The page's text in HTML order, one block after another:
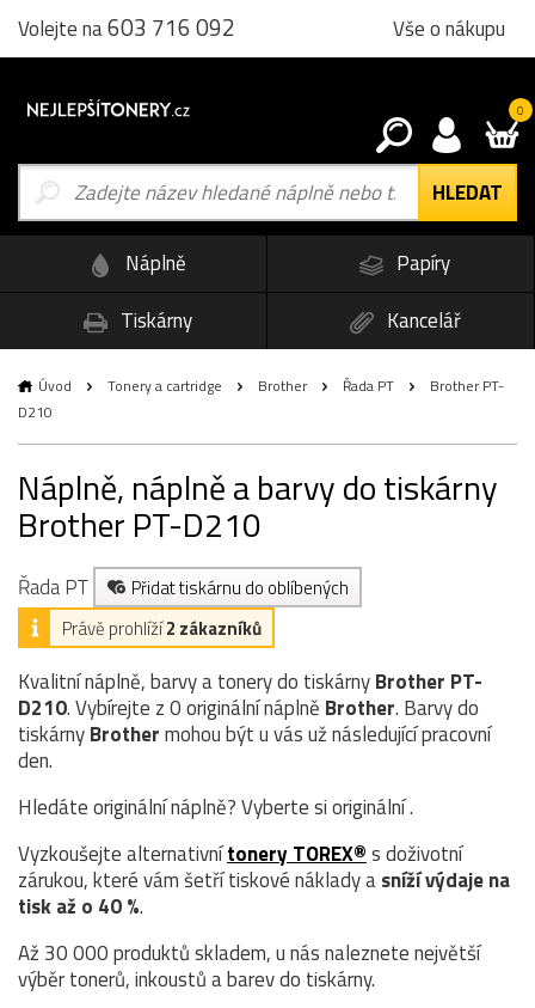
Volejte na603 716 092 Vše o nákupu
0
Náplně
Papíry
Tiskárny
Kancelář
Úvod Tonery a cartridge Brother Řada PT
Brother PT-
D210
Náplně, náplně a barvy do tiskárny
Brother PT-D210
Řada PT
Přidat tiskárnu do oblíbených
Právě prohlíží2 zákazníků
Kvalitní náplně, barvy a tonery do tiskárnyBrother PT-
D210. Vybírejte z 0 originální náplně Brother. Barvy do
tiskárnyBrothermohou být u vás už následující pracovní
den.
Hledáte originální náplně? Vyberte si originální .
Vyzkoušejte alternativnítonery TOREX®s doživotní
zárukou, které vám šetří tiskové náklady asníží výdaje na
tisk až o 40 %.
Až 30 000 produktů skladem, u nás naleznete největší
výběr tonerů, inkoustů a barev do tiskárny.